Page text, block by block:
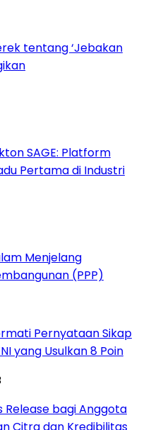
tentang ‘Jebakan
SAGE: Platform
Pertama di Industri
Menjelang
(PPP)
Pernyataan Sikap
yang Usulkan 8 Poin
Release bagi Anggota